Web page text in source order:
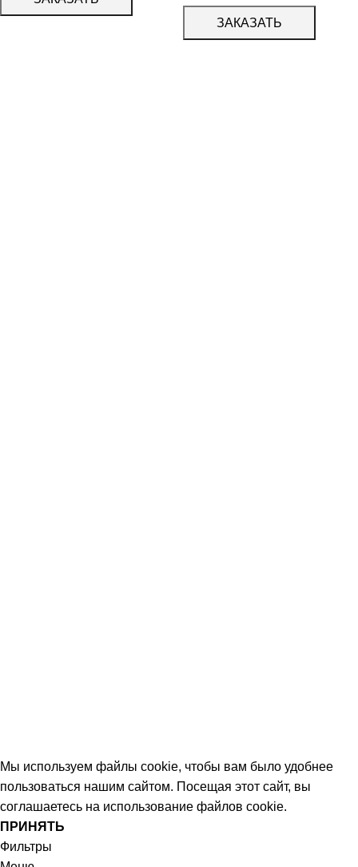
ЗАКАЗАТЬ
Мы используем файлы cookie, чтобы вам было удобнее
пользоваться нашим сайтом. Посещая этот сайт, вы
соглашаетесь на использование файлов cookie.
ПРИНЯТЬ
Фильтры